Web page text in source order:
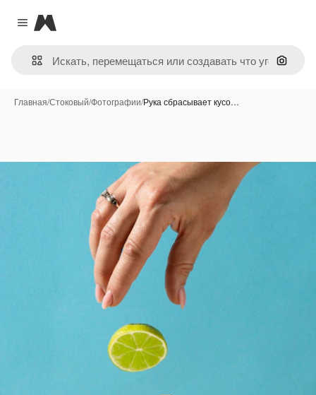
Close menu
Magnific
Поиск
Главная/Стоковый/Фотографии/Рука сбрасывает кусо…